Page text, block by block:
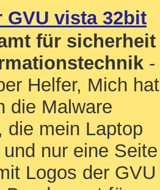
GVU vista 32bit
für
-
Helfer, Mich hat
die Malware
die mein Laptop
nur eine Seite
Logos der GVU